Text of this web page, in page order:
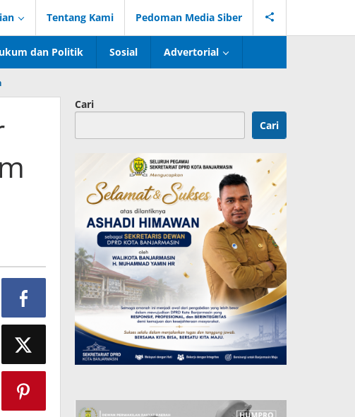
Tentang Kami Pedoman Media Siber
dan Politik Sosial Advertorial
Cari
Cari